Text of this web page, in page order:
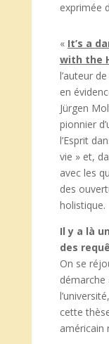
exprimée
« It’s a
with the
l’auteur
en
Jürgen
pionnier
l’Esprit
vie » et,
avec les
des
holistique.
Il y a là
des
On se
cette
américain